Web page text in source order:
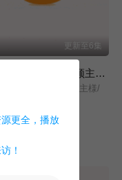
更新至6集
从0位居民开始的边境领主大人
スタートの辺境領主様/
更全，播放
！